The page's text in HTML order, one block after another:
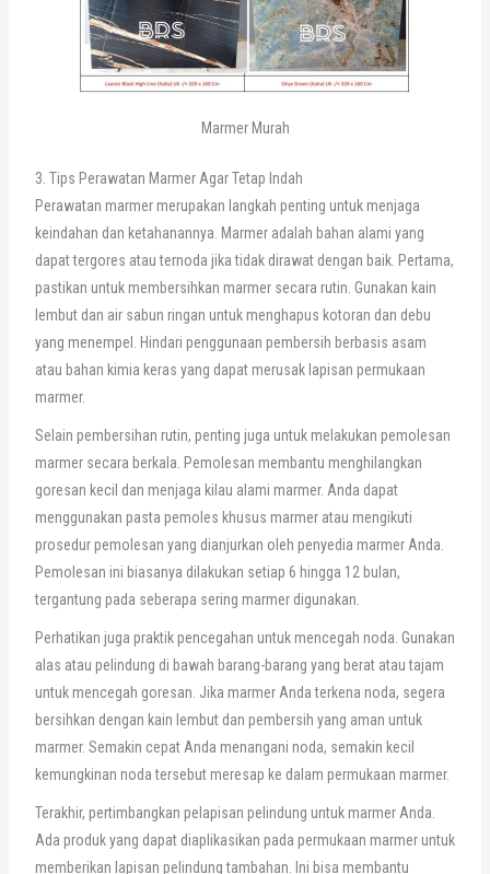
Marmer Murah
3. Tips Perawatan Marmer Agar Tetap Indah
Perawatan marmer merupakan langkah penting untuk menjaga
keindahan dan ketahanannya. Marmer adalah bahan alami yang
dapat tergores atau ternoda jika tidak dirawat dengan baik. Pertama,
pastikan untuk membersihkan marmer secara rutin. Gunakan kain
lembut dan air sabun ringan untuk menghapus kotoran dan debu
yang menempel. Hindari penggunaan pembersih berbasis asam
atau bahan kimia keras yang dapat merusak lapisan permukaan
marmer.
Selain pembersihan rutin, penting juga untuk melakukan pemolesan
marmer secara berkala. Pemolesan membantu menghilangkan
goresan kecil dan menjaga kilau alami marmer. Anda dapat
menggunakan pasta pemoles khusus marmer atau mengikuti
prosedur pemolesan yang dianjurkan oleh penyedia marmer Anda.
Pemolesan ini biasanya dilakukan setiap 6 hingga 12 bulan,
tergantung pada seberapa sering marmer digunakan.
Perhatikan juga praktik pencegahan untuk mencegah noda. Gunakan
alas atau pelindung di bawah barang-barang yang berat atau tajam
untuk mencegah goresan. Jika marmer Anda terkena noda, segera
bersihkan dengan kain lembut dan pembersih yang aman untuk
marmer. Semakin cepat Anda menangani noda, semakin kecil
kemungkinan noda tersebut meresap ke dalam permukaan marmer.
Terakhir, pertimbangkan pelapisan pelindung untuk marmer Anda.
Ada produk yang dapat diaplikasikan pada permukaan marmer untuk
memberikan lapisan pelindung tambahan. Ini bisa membantu